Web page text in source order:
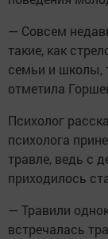
— Совсем
такие, как
семьи и школы,
отметила
Психолог
психолога
травле, ведь с
приходилось
— Травили
встречалась